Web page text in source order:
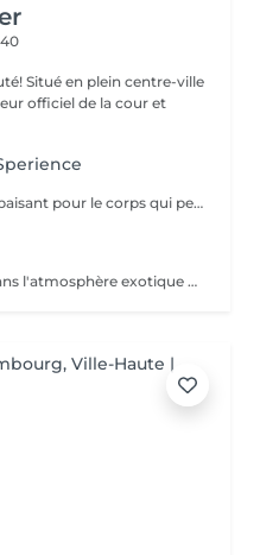
ville
officiel de la cour et
Un rituel luxueux, hydratant et apaisant pour le corps qui peut être personnalisé en fonction des besoins de la peau. La ligne est basée sur la grenade, un ingrédient fantastique,apaisant et antioxydant. Le résultat ? Renouvellement cellulaire, vitalité et hydratation ! POMEGRANATE BODY SCRUB: Avec le gommage corporel à base de poudre et de crème, savourez un rituel d'exfoliation de tout le corps d'une durée de 45 minutes. POMEGRANATE BODY MASSAGE : Massage en position allongée puis en position couchée avec la crème de massage sensoriel. Ce rituel dure 45 minutes. POMEGRANATE BODY WRAP : L'enveloppement est appliqué par des mouvements doux et laissé reposer 20 minutes avant de faire pénétrer le produit par un massage. Le rituel dure 60 minutes. POMEGRANATE RED SERENITY : Un délicieux rituel de 90 minutes alliant le pouvoir des graines de grenade aux puissants effets hydratants de la crème. POMEGRANATE SWEET COCOON : Plongez dans le monde de la grenade Sperience pendant 90 minutes avec ce rituel complet comprenant gommage, massage et enveloppement.
Corps et Esprit se ressourcent dans l'atmosphère exotique des trésors polynésiens, ces îles où la beauté, la générosité et la luxuriance ont un goût de paradis Gommage et massage du visage et du corps Massage manuel relax ou aux coquillages Tia Iri « la pensée Roo ».